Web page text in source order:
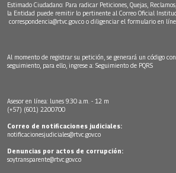
Estimado Ciudadano: Para radicar Peticiones, Quejas,
la Entidad puede remitir lo pertinente al Correo Oficial
correspondencia@rtvc.gov.co o diligenciar el formulario en
Al momento de registrar su petición, se generará un código
seguimiento, para ello, ingrese a: Seguimiento de PQRS
Asesor en línea: lunes 9:30 a.m. - 12 m
(+57) (601) 2200700
Correo de notificaciones judiciales:
notificacionesjudiciales@rtvc.gov.co
Denuncias por actos de corrupción:
soytransparente@rtvc.gov.co